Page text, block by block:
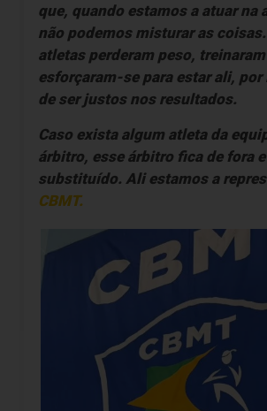
que, quando estamos a atuar na
não podemos misturar as
atletas perderam peso, treinaram
esforçaram-se para estar ali,
de ser justos nos resultados.
Caso exista algum atleta da
árbitro, esse árbitro fica de fora e
substituído. Ali estamos a
CBMT.